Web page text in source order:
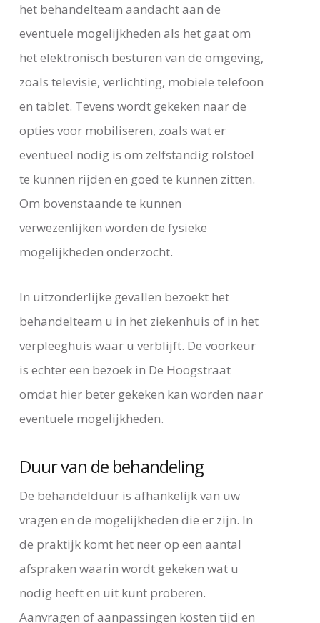
het behandelteam aandacht aan de
eventuele mogelijkheden als het gaat om
het elektronisch besturen van de omgeving,
zoals televisie, verlichting, mobiele telefoon
en tablet. Tevens wordt gekeken naar de
opties voor mobiliseren, zoals wat er
eventueel nodig is om zelfstandig rolstoel
te kunnen rijden en goed te kunnen zitten.
Om bovenstaande te kunnen
verwezenlijken worden de fysieke
mogelijkheden onderzocht.
In uitzonderlijke gevallen bezoekt het
behandelteam u in het ziekenhuis of in het
verpleeghuis waar u verblijft. De voorkeur
is echter een bezoek in De Hoogstraat
omdat hier beter gekeken kan worden naar
eventuele mogelijkheden.
Duur van de behandeling
De behandelduur is afhankelijk van uw
vragen en de mogelijkheden die er zijn. In
de praktijk komt het neer op een aantal
afspraken waarin wordt gekeken wat u
nodig heeft en uit kunt proberen.
Aanvragen of aanpassingen kosten tijd en